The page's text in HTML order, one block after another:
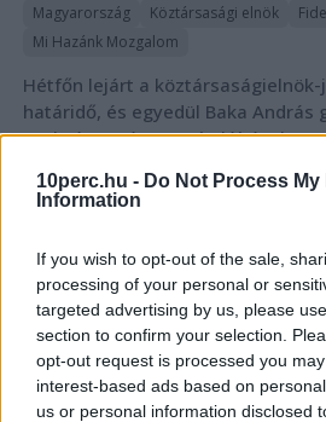
10perc.hu - Do Not Process My
Information
If you wish to opt-out of the sale,
processing of your personal or
targeted advertising by us, please
section to confirm your selection.
opt-out request is processed you
interest-based ads based on
us or personal information disclosed
Magyarország Köztársasági elnök
Mi Hazánk Mozgalom
Hétfőn lejárt a
határidő, és egyedül Baka András
szükséges támogató aláírásokat.